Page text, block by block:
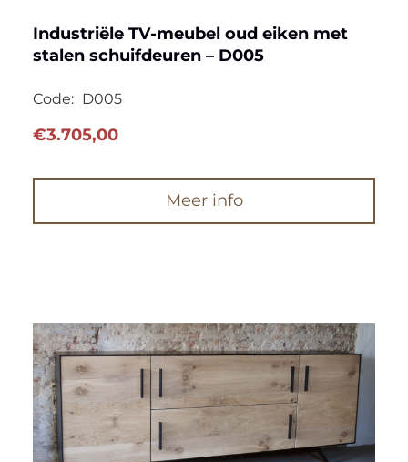
Industriële TV-meubel oud eiken met
stalen schuifdeuren – D005
Code: D005
€3.705,00
Meer info